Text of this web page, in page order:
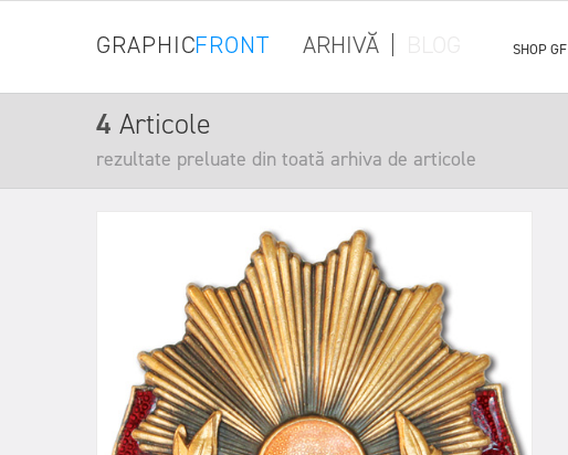
GRAPHICFRONT ARHIVĂ SHOP GF
4 Articole
rezultate preluate din toată arhiva de articole